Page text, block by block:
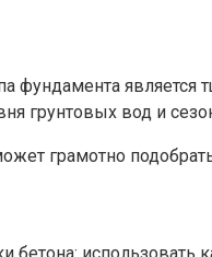
является
грунтовых вод и
грамотно